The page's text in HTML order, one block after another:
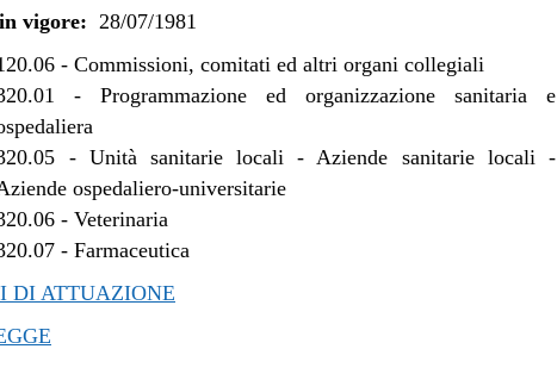
vigore: 28/07/1981
-Commissioni, comitati ed altri organi collegiali
-Programmazione ed organizzazione sanitaria e
- Unità sanitarie locali - Aziende sanitarie locali -
ospedaliero-universitarie
-Veterinaria
-Farmaceutica
DI ATTUAZIONE